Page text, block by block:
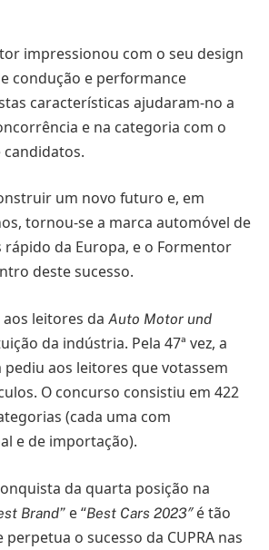
impressionou com o seu design
condução e performance
características ajudaram-no a
e na categoria com o
um novo futuro e, em
tornou-se a marca automóvel de
da Europa, e o Formentor
deste sucesso.
leitores da Auto Motor und
da indústria. Pela 47ª vez, a
aos leitores que votassem
O concurso consistiu em 422
(cada uma com
e de importação).
da quarta posição na
Brand” e “Best Cars 2023″é tão
o sucesso da CUPRA nas